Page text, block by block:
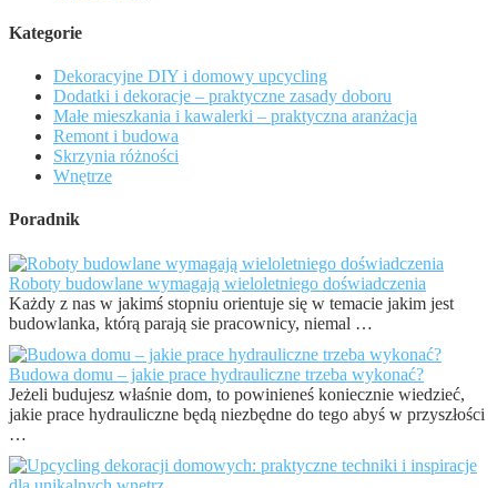
Kategorie
Dekoracyjne DIY i domowy upcycling
Dodatki i dekoracje – praktyczne zasady doboru
Małe mieszkania i kawalerki – praktyczna aranżacja
Remont i budowa
Skrzynia różności
Wnętrze
Poradnik
Roboty budowlane wymagają wieloletniego doświadczenia
Każdy z nas w jakimś stopniu orientuje się w temacie jakim jest
budowlanka, którą parają sie pracownicy, niemal …
Budowa domu – jakie prace hydrauliczne trzeba wykonać?
Jeżeli budujesz właśnie dom, to powinieneś koniecznie wiedzieć,
jakie prace hydrauliczne będą niezbędne do tego abyś w przyszłości
…